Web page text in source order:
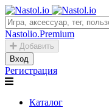
Nastolio.Premium
Добавить
Вход
Регистрация
Каталог